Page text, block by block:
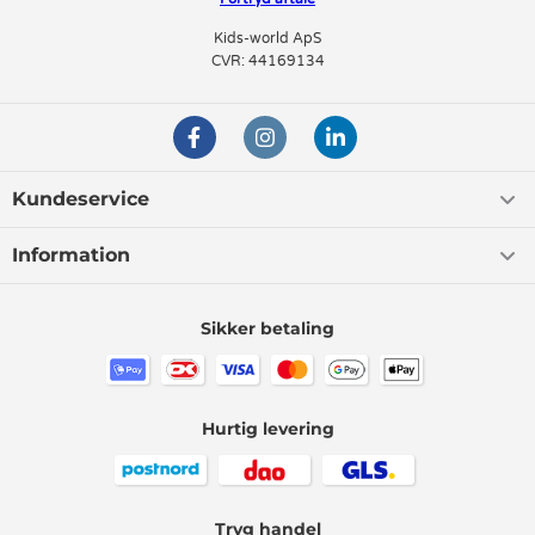
Hvis du har nogle spørgsmål til vores sortiment eller de enkelte
produkter, så skriv endelig til vores kundeservice, som sidder klar til at
Kids-world ApS
CVR: 44169134
Kundeservice
Information
Sikker betaling
Hurtig levering
Tryg handel